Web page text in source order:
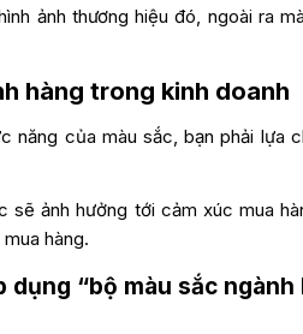
ảnh thương hiệu đó, ngoài ra
hàng trong kinh doanh
năng của màu sắc, bạn phải lựa
sẽ ảnh hưởng tới cảm xúc mua
hàng.
dụng “bộ màu sắc